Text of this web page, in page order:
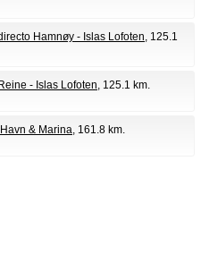
Hamnøy - Islas Lofoten, 125.1
- Islas Lofoten, 125.1 km.
& Marina, 161.8 km.